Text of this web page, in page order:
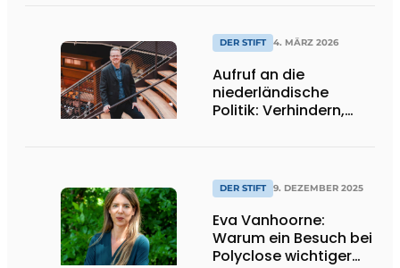
DER STIFT 4. MÄRZ 2026
Aufruf an die
niederländische
Politik: Verhindern,
und Nachhaltigkeit
schwindet
DER STIFT 9. DEZEMBER 2025
Eva Vanhoorne:
Warum ein Besuch bei
Polyclose wichtiger